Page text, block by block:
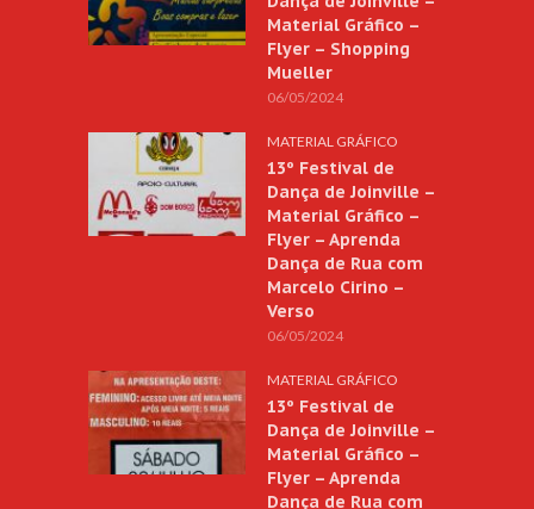
Material Gráfico –
Flyer – Shopping
Mueller
06/05/2024
MATERIAL GRÁFICO
13º Festival de
Dança de Joinville –
Material Gráfico –
Flyer – Aprenda
Dança de Rua com
Marcelo Cirino –
Verso
06/05/2024
MATERIAL GRÁFICO
13º Festival de
Dança de Joinville –
Material Gráfico –
Flyer – Aprenda
Dança de Rua com